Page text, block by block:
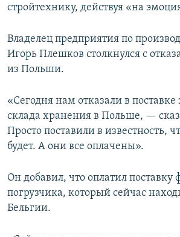
стройтехнику, действуя «на
Владелец предприятия по
Игорь Плешков столкнулся с
из Польши.
«Сегодня нам отказали в поставке
склада хранения в Польше, —
Просто поставили в известность,
будет. А они все оплачены».
Он добавил, что оплатил поставку
погрузчика, который сейчас
Бельгии.